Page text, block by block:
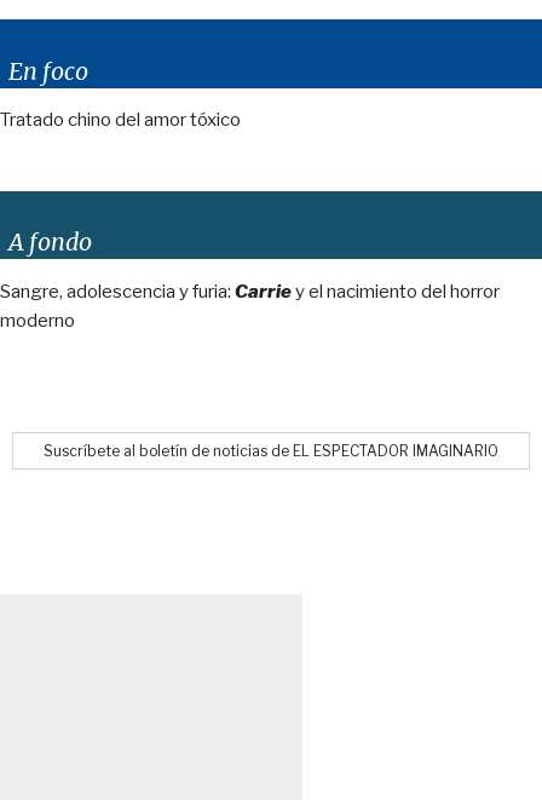
En foco
Tratado chino del amor tóxico
A fondo
Sangre, adolescencia y furia: Carriey el nacimiento del horror
moderno
Suscríbete al boletín de noticias de EL ESPECTADOR IMAGINARIO